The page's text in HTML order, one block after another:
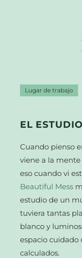
Lugar de trabajo
EL
Cuando pienso
viene a la mente
eso cuando vi
Beautiful Mess
estudio de un
tuviera tantas
blanco y
espacio cuidado
calculados.